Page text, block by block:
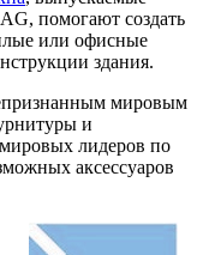
помогают создать
или офисные
здания.
мировым
и
лидеров по
аксессуаров